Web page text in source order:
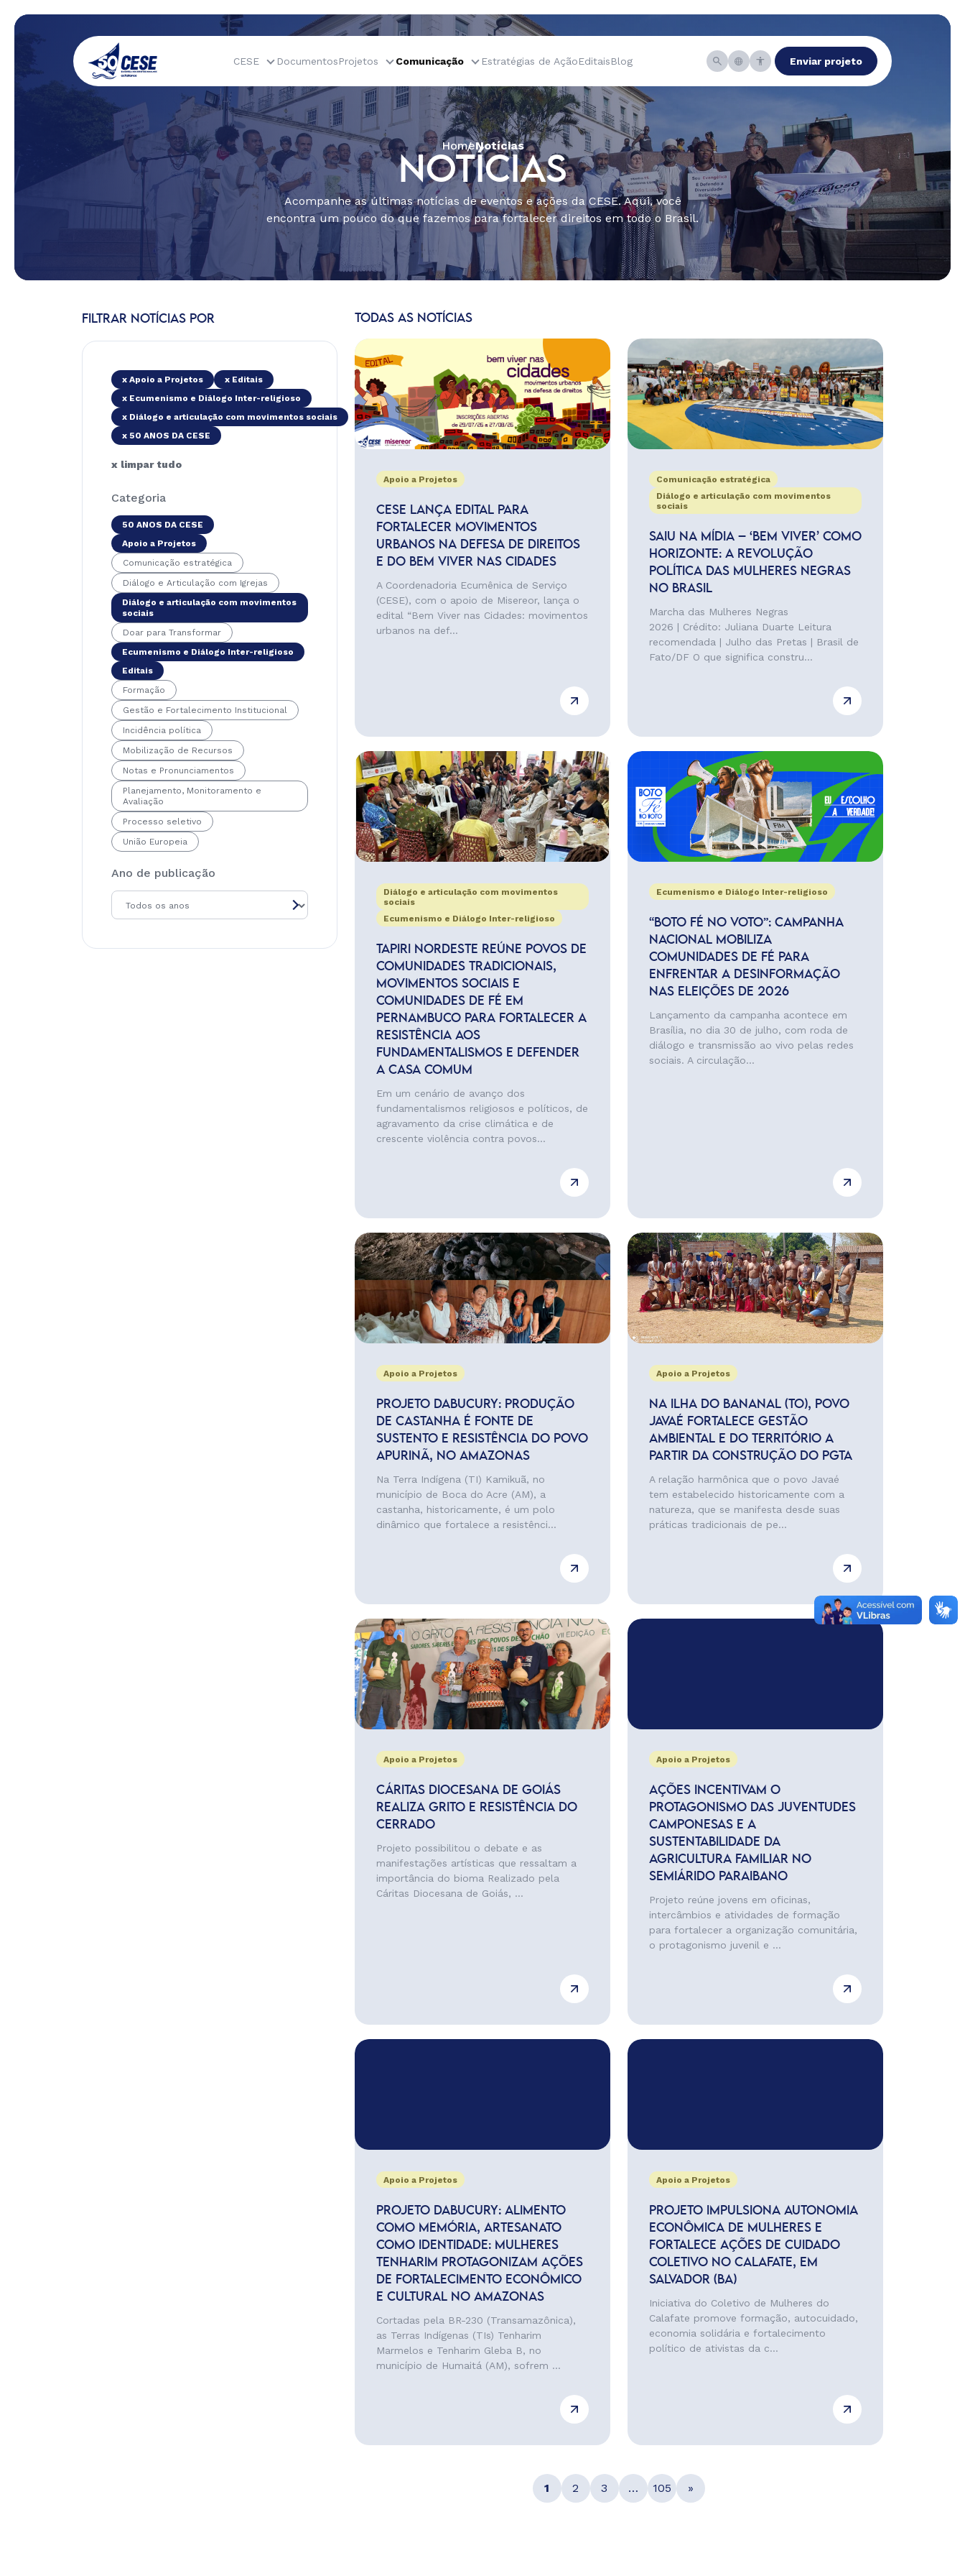
CESE DocumentosProjetos Comunicação Estratégias de AçãoEditaisBlog Enviar projeto
HomeNotícias
NOTÍCIAS
Acompanhe as últimas notícias de eventos e ações da CESE. Aqui, você
encontra um pouco do que fazemos para fortalecer direitos em todo o Brasil.
FILTRAR NOTÍCIAS POR
x Apoio a Projetos
x Editais
x Ecumenismo e Diálogo Inter-religioso
x Diálogo e articulação com movimentos sociais
x 50 ANOS DA CESE
x limpar tudo
Categoria
50 ANOS DA CESE
Apoio a Projetos
Comunicação estratégica
Diálogo e Articulação com Igrejas
Diálogo e articulação com movimentos
sociais
Doar para Transformar
Ecumenismo e Diálogo Inter-religioso
Editais
Formação
Gestão e Fortalecimento Institucional
Incidência política
Mobilização de Recursos
Notas e Pronunciamentos
Planejamento, Monitoramento e
Avaliação
Processo seletivo
União Europeia
Ano de publicação
TODAS AS NOTÍCIAS
Apoio a Projetos
CESE LANÇA EDITAL PARA
FORTALECER MOVIMENTOS
URBANOS NA DEFESA DE DIREITOS
E DO BEM VIVER NAS CIDADES
A Coordenadoria Ecumênica de Serviço
(CESE), com o apoio de Misereor, lança o
edital “Bem Viver nas Cidades: movimentos
urbanos na def...
Comunicação estratégica
Diálogo e articulação com movimentos
sociais
SAIU NA MÍDIA – ‘BEM VIVER’ COMO
HORIZONTE: A REVOLUÇÃO
POLÍTICA DAS MULHERES NEGRAS
NO BRASIL
Marcha das Mulheres Negras
2026 | Crédito: Juliana Duarte Leitura
recomendada | Julho das Pretas | Brasil de
Fato/DF O que significa constru...
Diálogo e articulação com movimentos
sociais
Ecumenismo e Diálogo Inter-religioso
TAPIRI NORDESTE REÚNE POVOS DE
COMUNIDADES TRADICIONAIS,
MOVIMENTOS SOCIAIS E
COMUNIDADES DE FÉ EM
PERNAMBUCO PARA FORTALECER A
RESISTÊNCIA AOS
FUNDAMENTALISMOS E DEFENDER
A CASA COMUM
Em um cenário de avanço dos
fundamentalismos religiosos e políticos, de
agravamento da crise climática e de
crescente violência contra povos...
Ecumenismo e Diálogo Inter-religioso
“BOTO FÉ NO VOTO”: CAMPANHA
NACIONAL MOBILIZA
COMUNIDADES DE FÉ PARA
ENFRENTAR A DESINFORMAÇÃO
NAS ELEIÇÕES DE 2026
Lançamento da campanha acontece em
Brasília, no dia 30 de julho, com roda de
diálogo e transmissão ao vivo pelas redes
sociais. A circulação...
Apoio a Projetos
PROJETO DABUCURY: PRODUÇÃO
DE CASTANHA É FONTE DE
SUSTENTO E RESISTÊNCIA DO POVO
APURINÃ, NO AMAZONAS
Na Terra Indígena (TI) Kamikuã, no
município de Boca do Acre (AM), a
castanha, historicamente, é um polo
dinâmico que fortalece a resistênci...
Apoio a Projetos
NA ILHA DO BANANAL (TO), POVO
JAVAÉ FORTALECE GESTÃO
AMBIENTAL E DO TERRITÓRIO A
PARTIR DA CONSTRUÇÃO DO PGTA
A relação harmônica que o povo Javaé
tem estabelecido historicamente com a
natureza, que se manifesta desde suas
práticas tradicionais de pe...
Apoio a Projetos
CÁRITAS DIOCESANA DE GOIÁS
REALIZA GRITO E RESISTÊNCIA DO
CERRADO
Projeto possibilitou o debate e as
manifestações artísticas que ressaltam a
importância do bioma Realizado pela
Cáritas Diocesana de Goiás, ...
Apoio a Projetos
AÇÕES INCENTIVAM O
PROTAGONISMO DAS JUVENTUDES
CAMPONESAS E A
SUSTENTABILIDADE DA
AGRICULTURA FAMILIAR NO
SEMIÁRIDO PARAIBANO
Projeto reúne jovens em oficinas,
intercâmbios e atividades de formação
para fortalecer a organização comunitária,
o protagonismo juvenil e ...
Apoio a Projetos
PROJETO DABUCURY: ALIMENTO
COMO MEMÓRIA, ARTESANATO
COMO IDENTIDADE: MULHERES
TENHARIM PROTAGONIZAM AÇÕES
DE FORTALECIMENTO ECONÔMICO
E CULTURAL NO AMAZONAS
Cortadas pela BR-230 (Transamazônica),
as Terras Indígenas (TIs) Tenharim
Marmelos e Tenharim Gleba B, no
município de Humaitá (AM), sofrem ...
Apoio a Projetos
PROJETO IMPULSIONA AUTONOMIA
ECONÔMICA DE MULHERES E
FORTALECE AÇÕES DE CUIDADO
COLETIVO NO CALAFATE, EM
SALVADOR (BA)
Iniciativa do Coletivo de Mulheres do
Calafate promove formação, autocuidado,
economia solidária e fortalecimento
político de ativistas da c...
1 2 3 … 105 »